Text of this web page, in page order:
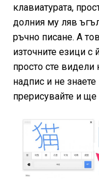
клавиатурата,
долния му ляв
ръчно писане. А
източните езици
просто сте видели
надпис и не
прерисувайте и